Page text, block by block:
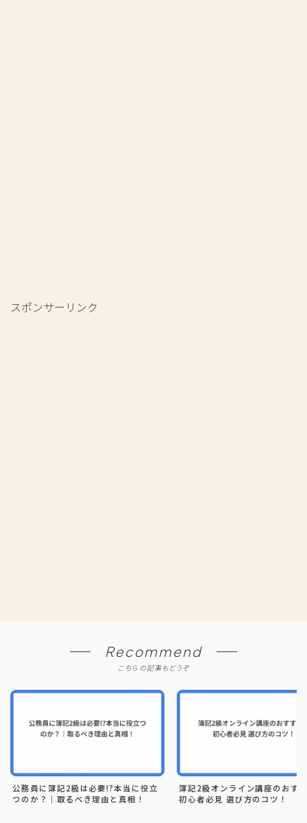
スポンサーリンク
Recommend
こちらの記事もどうぞ
公務員に簿記2級は必要!?本当に役立
つのか？｜取るべき理由と真相！
簿記2級オンライン講座のおす
初心者必見 選び方のコツ！